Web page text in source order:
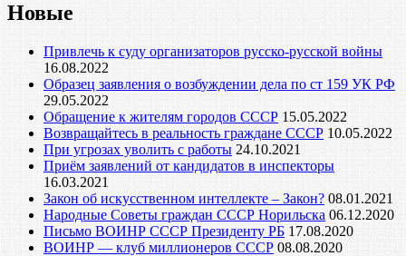
Новые
Привлечь к суду организаторов русско-русской войны
16.08.2022
Образец заявления о возбуждении дела по ст 159 УК РФ
29.05.2022
Обращение к жителям городов СССР 15.05.2022
Возвращайтесь в реальность граждане СССР 10.05.2022
При угрозах уволить с работы 24.10.2021
Приём заявлений от кандидатов в инспекторы
16.03.2021
Закон об искусственном интеллекте – Закон? 08.01.2021
Народные Советы граждан СССР Норильска 06.12.2020
Письмо ВОИНР СССР Президенту РБ 17.08.2020
ВОИНР — клуб миллионеров СССР 08.08.2020